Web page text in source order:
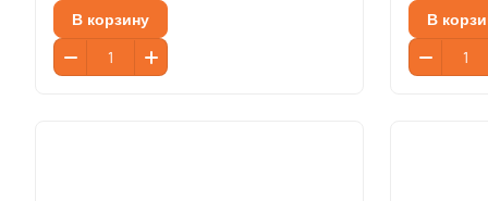
В корзину В